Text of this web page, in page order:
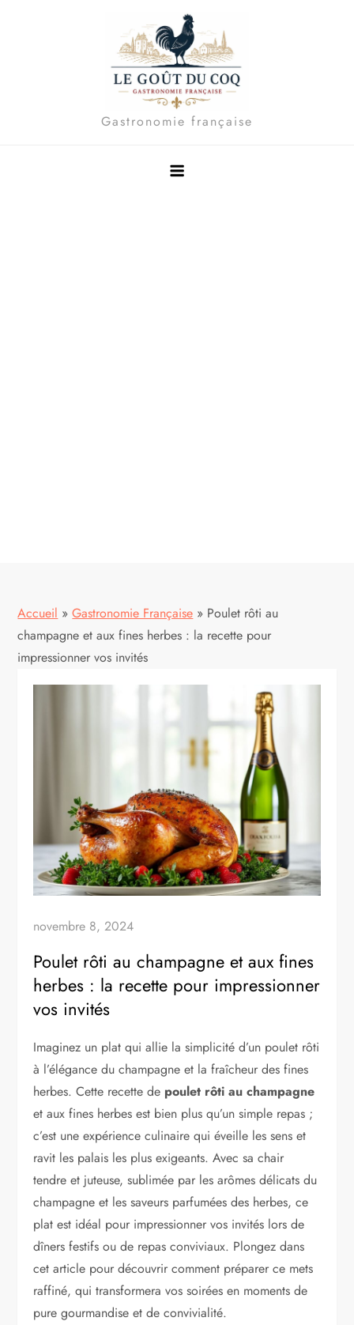
Gastronomie française
Accueil » Gastronomie Française » Poulet rôti au
champagne et aux fines herbes : la recette pour
impressionner vos invités
novembre 8, 2024
Poulet rôti au champagne et aux fines
herbes : la recette pour impressionner
vos invités
Imaginez un plat qui allie la simplicité d’un poulet rôti
à l’élégance du champagne et la fraîcheur des fines
herbes. Cette recette de poulet rôti au champagne
et aux fines herbes est bien plus qu’un simple repas ;
c’est une expérience culinaire qui éveille les sens et
ravit les palais les plus exigeants. Avec sa chair
tendre et juteuse, sublimée par les arômes délicats du
champagne et les saveurs parfumées des herbes, ce
plat est idéal pour impressionner vos invités lors de
dîners festifs ou de repas conviviaux. Plongez dans
cet article pour découvrir comment préparer ce mets
raffiné, qui transformera vos soirées en moments de
pure gourmandise et de convivialité.